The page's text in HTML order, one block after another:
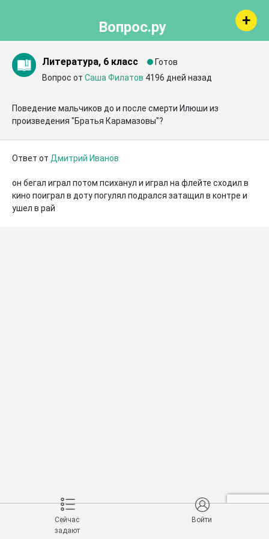
Вопрос.ру
Литература, 6 класс
Готов
Вопрос от Саша Филатов 4196 дней назад
Поведение мальчиков до и после смерти Илюши из
произведения "Братья Карамазовы"?
Ответ от Дмитрий Иванов
он бегал играл потом психанул и играл на флейте сходил в
кино поиграл в доту погулял подрался затащил в контре и
ушел в рай
Сейчас
задают
Войти